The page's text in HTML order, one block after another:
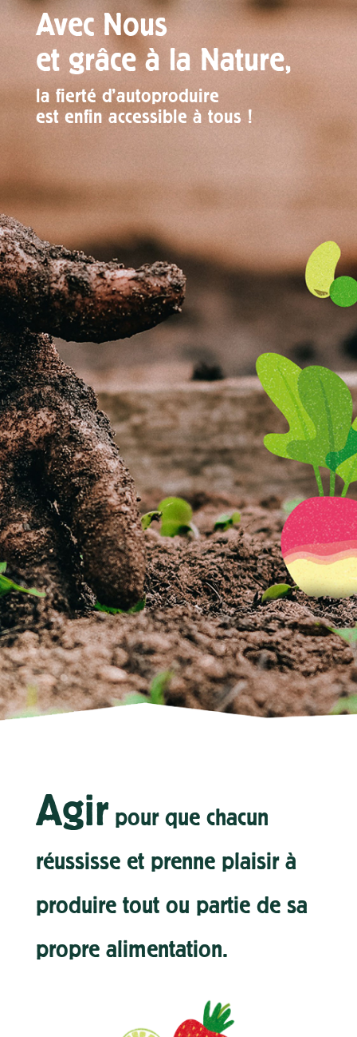
Avec Nous
et grâce à la Nature,
la fierté d’autoproduire
est enfin accessible à tous !
Agirpour que chacun
réussisse et prenne plaisir à
produire tout ou partie de sa
propre alimentation.